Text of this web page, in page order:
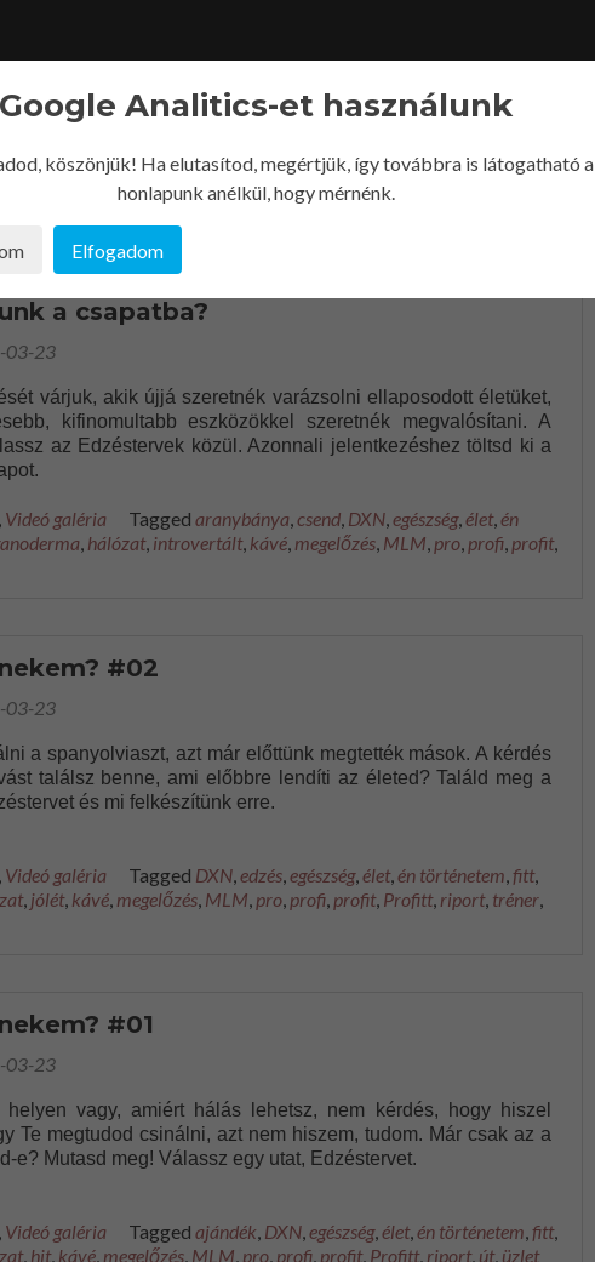
a csapatba?
03-23
várjuk, akik újjá szeretnék varázsolni ellaposodott életüket,
kifinomultabb eszközökkel szeretnék megvalósítani. A
az Edzéstervek közül. Azonnali jelentkezéshez töltsd ki a
, Videó galéria Tagged aranybánya,csend, DXN,egészség,élet,én
, hálózat, introvertált, kávé, megelőzés, MLM, pro, profi, profit,
#02
03-23
a spanyolviaszt, azt már előttünk megtették mások. A kérdés
találsz benne, ami előbbre lendíti az életed? Találd meg a
és mi felkészítünk erre.
, Videó galéria Tagged DXN,edzés,egészség,élet,én történetem,fitt,
, jólét, kávé, megelőzés, MLM, pro, profi, profit, Profitt, riport, tréner,
#01
03-23
vagy, amiért hálás lehetsz, nem kérdés, hogy hiszel
Te megtudod csinálni, azt nem hiszem, tudom. Már csak az a
e? Mutasd meg! Válassz egy utat, Edzéstervet.
, Videó galéria Tagged ajándék, DXN,egészség,élet,én történetem,fitt,
, hit, kávé, megelőzés, MLM, pro, profi, profit, Profitt, riport, út, üzlet
Google Analitics-et használunk
köszönjük! Ha elutasítod, megértjük, így továbbra is látogatható a
honlapunk anélkül, hogy mérnénk.
Elfogadom